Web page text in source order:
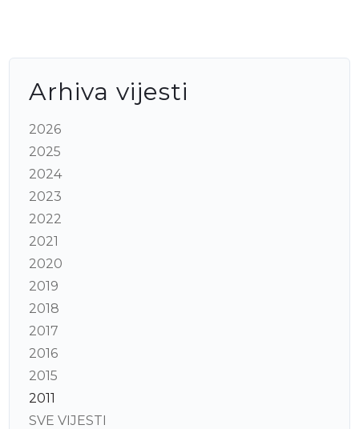
Arhiva vijesti
2026
2025
2024
2023
2022
2021
2020
2019
2018
2017
2016
2015
2011
SVE VIJESTI